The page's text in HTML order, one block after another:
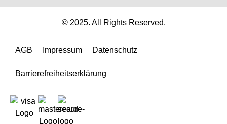
© 2025. All Rights Reserved.
AGB Impressum Datenschutz
Barrierefreiheitserklärung